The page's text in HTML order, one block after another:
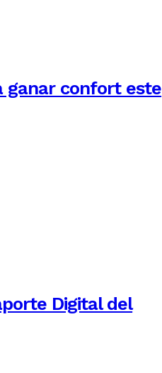
ganar confort este
Digital del